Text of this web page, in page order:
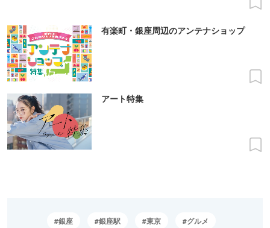
有楽町・銀座周辺のアンテナショップ
アート特集
銀座 銀座駅 東京 グルメ